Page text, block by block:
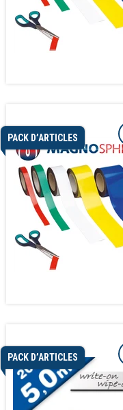
PACK D’ARTICLES
PACK D’ARTICLES